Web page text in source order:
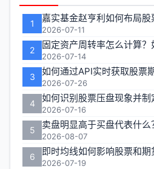
能
区
1 嘉实基金赵亨利如何布局股
2026-07-11
2
2026-07-14
3 如何通过API实时获取股票
2026-07-26
4 如何识别股票压盘现象并制
2026-07-16
5
2026-08-07
6 即时均线如何影响股票和
2026-07-19